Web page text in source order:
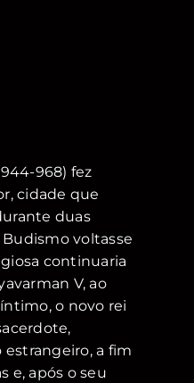
968) fez
cidade que
duas
voltasse
continuaria
V, ao
o novo rei
a fim
e, após o seu